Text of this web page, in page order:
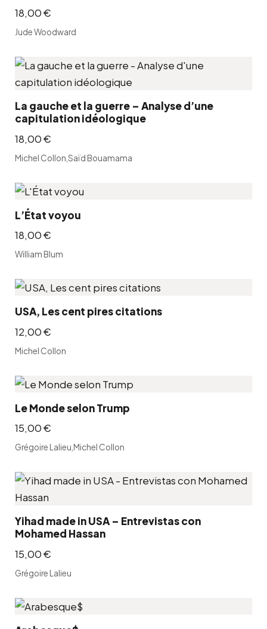
18,00€
Jude Woodward
La gauche et la guerre – Analyse d’une
capitulation idéologique
18,00€
Michel Collon Saïd Bouamama
L’État voyou
18,00€
William Blum
USA, Les cent pires citations
12,00€
Michel Collon
Le Monde selon Trump
15,00€
Grégoire Lalieu Michel Collon
Yihad made in USA – Entrevistas con
Mohamed Hassan
15,00€
Grégoire Lalieu